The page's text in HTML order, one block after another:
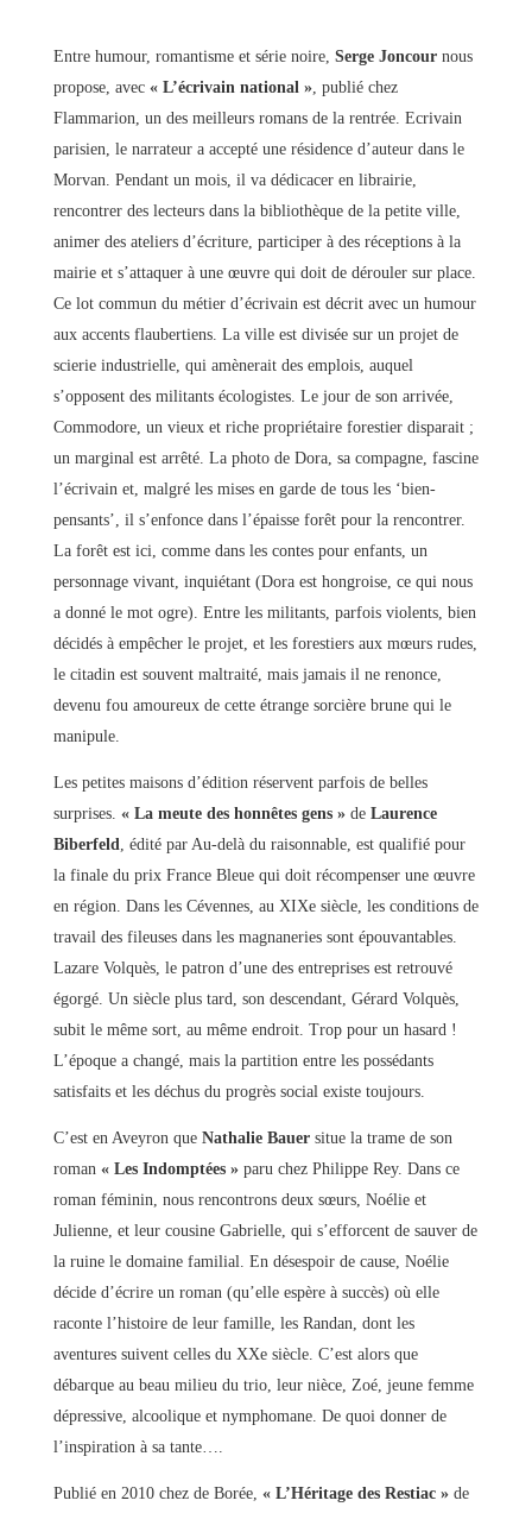
Entre humour, romantisme et série noire, Serge Joncour nous
propose, avec « L’écrivain national », publié chez
Flammarion, un des meilleurs romans de la rentrée. Ecrivain
parisien, le narrateur a accepté une résidence d’auteur dans le
Morvan. Pendant un mois, il va dédicacer en librairie,
rencontrer des lecteurs dans la bibliothèque de la petite ville,
animer des ateliers d’écriture, participer à des réceptions à la
mairie et s’attaquer à une œuvre qui doit de dérouler sur place.
Ce lot commun du métier d’écrivain est décrit avec un humour
aux accents flaubertiens. La ville est divisée sur un projet de
scierie industrielle, qui amènerait des emplois, auquel
s’opposent des militants écologistes. Le jour de son arrivée,
Commodore, un vieux et riche propriétaire forestier disparait ;
un marginal est arrêté. La photo de Dora, sa compagne, fascine
l’écrivain et, malgré les mises en garde de tous les ‘bien-
pensants’, il s’enfonce dans l’épaisse forêt pour la rencontrer.
La forêt est ici, comme dans les contes pour enfants, un
personnage vivant, inquiétant (Dora est hongroise, ce qui nous
a donné le mot ogre). Entre les militants, parfois violents, bien
décidés à empêcher le projet, et les forestiers aux mœurs rudes,
le citadin est souvent maltraité, mais jamais il ne renonce,
devenu fou amoureux de cette étrange sorcière brune qui le
manipule.
Les petites maisons d’édition réservent parfois de belles
surprises. « La meute des honnêtes gens »de Laurence
Biberfeld , édité par Au-delà du raisonnable, est qualifié pour
la finale du prix France Bleue qui doit récompenser une œuvre
en région. Dans les Cévennes, au XIXe siècle, les conditions de
travail des fileuses dans les magnaneries sont épouvantables.
Lazare Volquès, le patron d’une des entreprises est retrouvé
égorgé. Un siècle plus tard, son descendant, Gérard Volquès,
subit le même sort, au même endroit. Trop pour un hasard !
L’époque a changé, mais la partition entre les possédants
satisfaits et les déchus du progrès social existe toujours.
C’est en Aveyron que Nathalie Bauersitue la trame de son
roman « Les Indomptées »paru chez Philippe Rey. Dans ce
roman féminin, nous rencontrons deux sœurs, Noélie et
Julienne, et leur cousine Gabrielle, qui s’efforcent de sauver de
la ruine le domaine familial. En désespoir de cause, Noélie
décide d’écrire un roman (qu’elle espère à succès) où elle
raconte l’histoire de leur famille, les Randan, dont les
aventures suivent celles du XXe siècle. C’est alors que
débarque au beau milieu du trio, leur nièce, Zoé, jeune femme
dépressive, alcoolique et nymphomane. De quoi donner de
l’inspiration à sa tante….
Publié en 2010 chez de Borée, « L’Héritage des Restiac »de